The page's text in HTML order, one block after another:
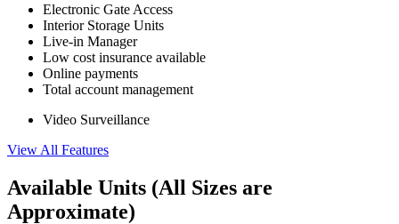
Electronic Gate Access
Interior Storage Units
Live-in Manager
Low cost insurance available
Online payments
Total account management
Video Surveillance
View All Features
Available Units (All Sizes are
Approximate)